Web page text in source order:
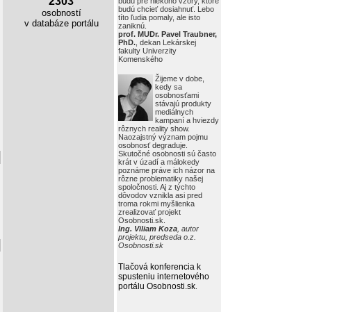
budú chcieť dosiahnuť. Lebo
títo ľudia pomaly, ale isto
zaniknú.
prof. MUDr. Pavel Traubner,
PhD. , dekan Lekárskej
fakulty Univerzity
Komenského
Žijeme v dobe,
kedy sa
osobnosťami
stávajú produkty
mediálnych
kampaní a hviezdy
rôznych reality show.
Naozajstný význam pojmu
osobnosť degraduje.
Skutočné osobnosti sú často
krát v úzadí a málokedy
poznáme práve ich názor na
rôzne problematiky našej
spoločnosti. Aj z týchto
dôvodov vznikla asi pred
troma rokmi myšlienka
zrealizovať projekt
Osobnosti.sk.
Ing. Viliam Koza , autor
projektu, predseda o.z.
Osobnosti.sk
Tlačová konferencia k
spusteniu internetového
portálu Osobnosti.sk
osobností
v databáze portálu